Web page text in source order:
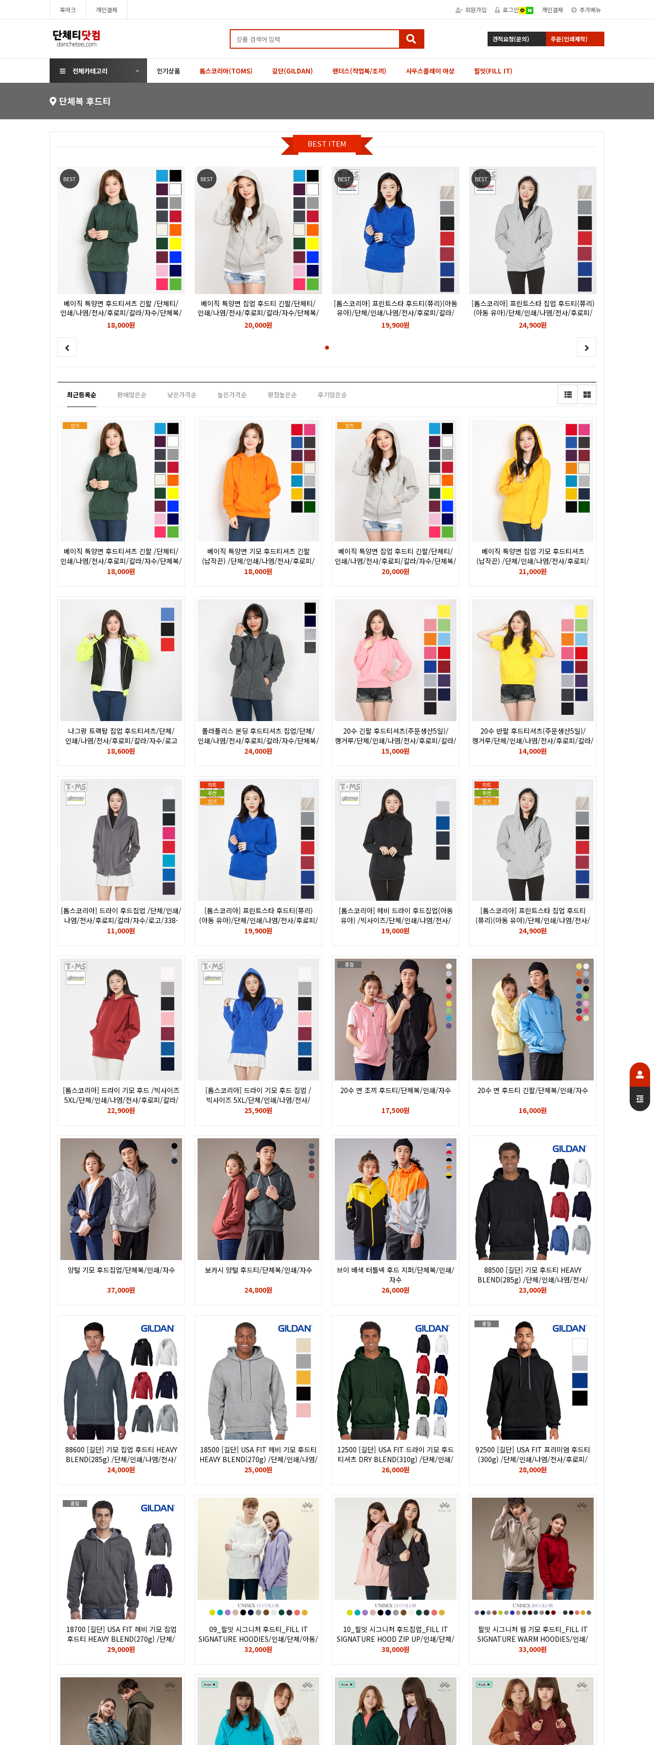
북마크 개인결제 회원가입 로그인 개인결제 추가메뉴
견적요청(문의) 주문(인쇄제작)
전체카테고리 인기상품 톰스코리아(TOMS) 길단(GILDAN) 랜더스(작업복/조끼) 사우스플레이 야상 필잇(FILL IT)
단체복 후드티
BEST ITEM
BEST
베이직 특양면 후드티셔츠 긴팔 /단체티/
인쇄/나염/전사/후로피/칼라/자수/단체복/
단체티
18,000원
BEST
베이직 특양면 집업 후드티 긴팔/단체티/
인쇄/나염/전사/후로피/칼라/자수/단체복/
단체티
20,000원
BEST
[톰스코리아] 프린트스타 후드티(쮸리)(아동
유아)/단체/인쇄/나염/전사/후로피/칼라/
자수/216-MLH
19,900원
BEST
[톰스코리아] 프린트스타 집업 후드티(쮸리)
(아동 유아)/단체/인쇄/나염/전사/후로피/
칼라/자수/로고/쭈리/217-MLZ
24,900원
최근등록순 판매많은순 낮은가격순 높은가격순 평점높은순 후기많은순
인기
베이직 특양면 후드티셔츠 긴팔 /단체티/
인쇄/나염/전사/후로피/칼라/자수/단체복/
단체티
18,000원
베이직 특양면 기모 후드티셔츠 긴팔
(납작끈) /단체/인쇄/나염/전사/후로피/
칼라/자수/단체복/단체티
18,000원
인기
베이직 특양면 집업 후드티 긴팔/단체티/
인쇄/나염/전사/후로피/칼라/자수/단체복/
단체티
20,000원
베이직 특양면 집업 기모 후드티셔츠
(납작끈) /단체/인쇄/나염/전사/후로피/
칼라/자수/단체복/단체티
21,000원
나그랑 트랙탑 집업 후드티셔츠/단체/
인쇄/나염/전사/후로피/칼라/자수/로고
18,600원
폴라폴리스 본딩 후드티셔츠 집업/단체/
인쇄/나염/전사/후로피/칼라/자수/단체복/
단체티
24,000원
20수 긴팔 후드티셔츠(주문생산5일)/
캥거루/단체/인쇄/나염/전사/후로피/칼라/
자수/로고
15,000원
20수 반팔 후드티셔츠(주문생산5일)/
캥거루/단체/인쇄/나염/전사/후로피/칼라/
자수/로고
14,000원
[톰스코리아] 드라이 후드집업 /단체/인쇄/
나염/전사/후로피/칼라/자수/로고/338-
AMZ
11,000원
히트
추천
인기
[톰스코리아] 프린트스타 후드티(쮸리)
(아동 유아)/단체/인쇄/나염/전사/후로피/
칼라/자수/216-MLH
19,900원
[톰스코리아] 헤비 드라이 후드집업(아동
유아) /빅사이즈/단체/인쇄/나염/전사/
후로피/칼라/자수/로고/아동 342-ASZ
19,000원
히트
추천
인기
[톰스코리아] 프린트스타 집업 후드티
(쮸리)(아동 유아)/단체/인쇄/나염/전사/
후로피/칼라/자수/로고/쭈리/217-MLZ
24,900원
[톰스코리아] 드라이 기모 후드 /빅사이즈
5XL/단체/인쇄/나염/전사/후로피/칼라/
자수/로고/glimmer/347-AFH
22,900원
[톰스코리아] 드라이 기모 후드 집업 /
빅사이즈 5XL/단체/인쇄/나염/전사/
후로피/칼라/자수/로고/glimmer 348A-
25,900원
품절
20수 면 조끼 후드티/단체복/인쇄/자수
17,500원
20수 면 후드티 긴팔/단체복/인쇄/자수
16,000원
양털 기모 후드집업/단체복/인쇄/자수
37,000원
보카시 양털 후드티/단체복/인쇄/자수
24,800원
브이 배색 터틀넥 후드 지퍼/단체복/인쇄/
자수
26,000원
88500 [길단] 기모 후드티 HEAVY
BLEND(285g) /단체/인쇄/나염/전사/
후로피/칼라/자수/로고/GILDAN
23,000원
88600 [길단] 기모 집업 후드티 HEAVY
BLEND(285g) /단체/인쇄/나염/전사/
후로피/칼라/자수/로고/GILDAN
24,000원
18500 [길단] USA FIT 헤비 기모 후드티
HEAVY BLEND(270g) /단체/인쇄/나염/
전사/후로피/칼라/자수/로고/GILDAN
25,000원
12500 [길단] USA FIT 드라이 기모 후드
티셔츠 DRY BLEND(310g) /단체/인쇄/
나염/전사/후로피/칼라/자수/
26,000원
품절
92500 [길단] USA FIT 프리미엄 후드티
(300g) /단체/인쇄/나염/전사/후로피/
칼라/자수/로고/GILDAN
28,000원
품절
18700 [길단] USA FIT 헤비 기모 집업
후드티 HEAVY BLEND(270g) /단체/
인쇄/나염/전사/후로피/칼라/자수/
29,000원
09_필잇 시그니처 후드티_FILL IT
SIGNATURE HOODIES/인쇄/단체/아동/
유아/빅사이즈/4XL 5XL 6XL/오버핏
32,000원
10_필잇 시그니처 후드집업_FILL IT
SIGNATURE HOOD ZIP UP/인쇄/단체/
아동/유아/빅사이즈/4XL 5XL 6XL/오버핏
38,000원
필잇 시그니처 웜 기모 후드티_FILL IT
SIGNATURE WARM HOODIES/인쇄/
단체/아동/유아/빅사이즈/4XL 5XL 6XL/
33,000원